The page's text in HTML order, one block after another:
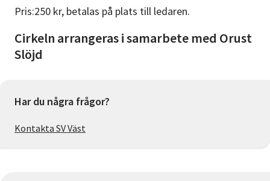
Pris:250 kr, betalas på plats till ledaren.
Cirkeln arrangeras i samarbete med Orust
Slöjd
Har du några frågor?
Kontakta SV Väst